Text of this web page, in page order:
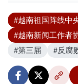
#越南祖国阵线中
#越南新闻工作者
#第三届
#反腐